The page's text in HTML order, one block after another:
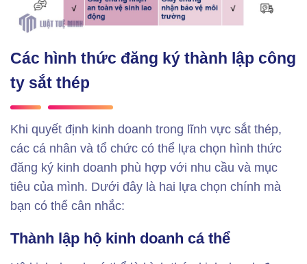
Các hình thức đăng ký thành lập công
ty sắt thép
Khi quyết định kinh doanh trong lĩnh vực sắt thép,
các cá nhân và tổ chức có thể lựa chọn hình thức
đăng ký kinh doanh phù hợp với nhu cầu và mục
tiêu của mình. Dưới đây là hai lựa chọn chính mà
bạn có thể cân nhắc:
Thành lập hộ kinh doanh cá thể